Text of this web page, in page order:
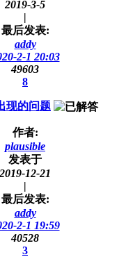
2019-3-5
|
最后发表:
addy
2-1 20:03
49603
8
现的问题
作者:
plausible
发表于
2019-12-21
|
最后发表:
addy
2-1 19:59
40528
3